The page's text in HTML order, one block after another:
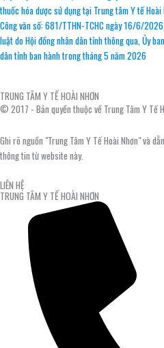
thuốc hóa dược sử dụng tại Trung tâm Y tế
Công văn số: 681/TTHN-TCHC ngày 16/6/
luật do Hội đồng nhân dân tỉnh thông qua, Ủy
dân tỉnh ban hành trong tháng 5 năm 2026
TRUNG TÂM Y TẾ HOÀI NHƠN
© 2017 - Bản quyền thuộc về Trung Tâm Y Tế
Ghi rõ nguồn "Trung Tâm Y Tế Hoài Nhơn" và
thông tin từ website này.
LIÊN HỆ
TRUNG TÂM Y TẾ HOÀI NHƠN